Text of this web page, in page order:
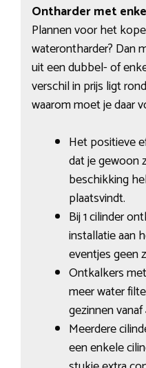
Ontharder met
Plannen voor het
waterontharder? Dan
uit een dubbel- of
verschil in prijs ligt
waarom moet je daar
Het positieve
dat je gewoon
beschikking
plaatsvindt.
Bij 1 cilinder
installatie aan
eventjes geen
Ontkalkers
meer water
gezinnen
Meerdere
een enkele